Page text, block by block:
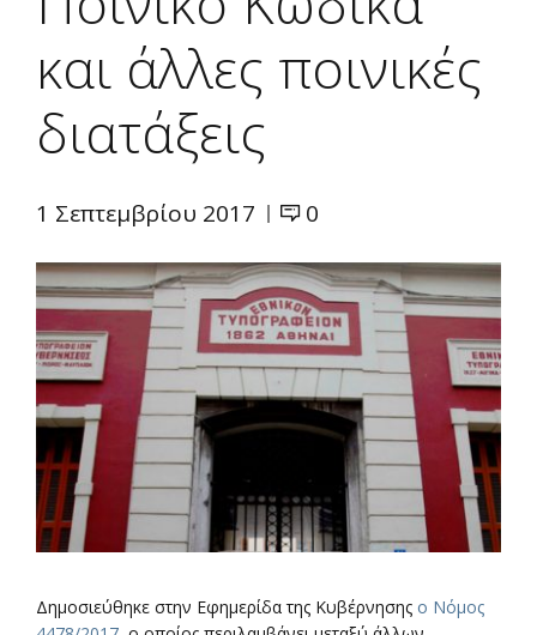
και άλλες ποινικές
διατάξεις
1 Σεπτεμβρίου 2017 0
Δημοσιεύθηκε στην Εφημερίδα της Κυβέρνησης ο Νόμος